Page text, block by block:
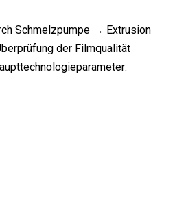
Schmelzpumpe → Extrusion
der Filmqualität